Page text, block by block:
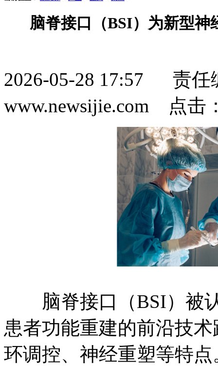
脑脊接口（BSI）为新型
2026-05-28 17:57 责
www.newsijie.com 点击
脑脊接口（BSI）被认
患者功能重建的前沿技
环调控、神经重塑等特